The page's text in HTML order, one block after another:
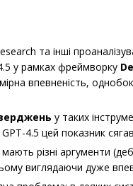
та інші
у рамках фреймворку
впевненість,
у таких
4.5 цей показник сягав
мають різні аргументи
виглядаючи дуже